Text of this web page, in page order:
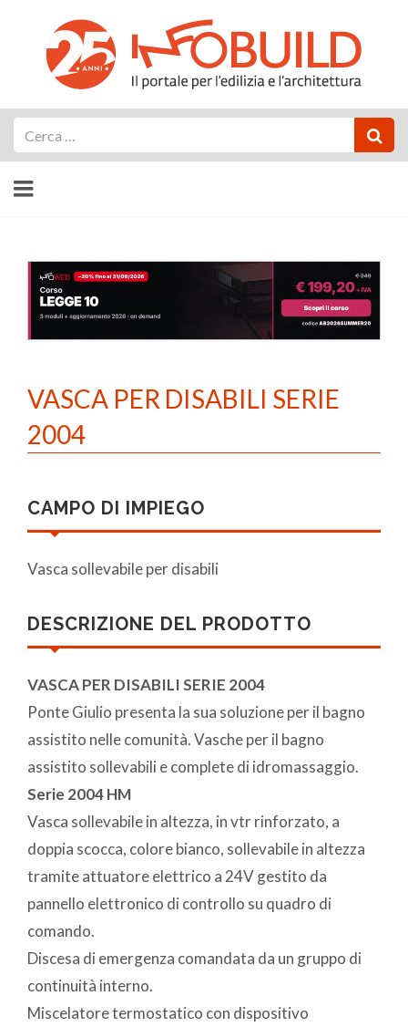
VASCA PER DISABILI SERIE
2004
CAMPO DI IMPIEGO
Vasca sollevabile per disabili
DESCRIZIONE DEL PRODOTTO
VASCA PER DISABILI SERIE 2004
Ponte Giulio presenta la sua soluzione per il bagno
assistito nelle comunità. Vasche per il bagno
assistito sollevabili e complete di idromassaggio.
Serie 2004 HM
Vasca sollevabile in altezza, in vtr rinforzato, a
doppia scocca, colore bianco, sollevabile in altezza
tramite attuatore elettrico a 24V gestito da
pannello elettronico di controllo su quadro di
comando.
Discesa di emergenza comandata da un gruppo di
continuità interno.
Miscelatore termostatico con dispositivo